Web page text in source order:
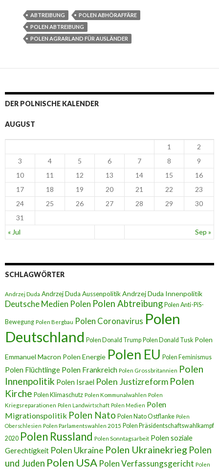
ABTREIBUNG
POLEN ABHÖRAFFÄRE
POLEN ABTREIBUNG
POLEN AGRARLAND FÜR AUSLÄNDER
DER POLNISCHE KALENDER
AUGUST
« Jul Sep »
1
2
3
4 5 6 7 8
9
10
11 12 13 14 15
16
17
18 19 20 21 22
23
24
25 26 27 28 29
30
31
SCHLAGWÖRTER
Andrzej Duda Andrzej Duda AussenpolitikAndrzej Duda Innenpolitik
Deutsche Medien Polen Polen Abtreibung Polen Anti-PiS-
Bewegung Polen Bergbau Polen Coronavirus Polen
Deutschland Polen Donald Trump Polen Donald Tusk Polen
Emmanuel Macron Polen Energie Polen EU Polen Feminismus
Polen Flüchtlinge Polen Frankreich Polen Grossbritannien Polen
Innenpolitik Polen Israel Polen Justizreform Polen
Kirche Polen Klimaschutz Polen Kommunalwahlen Polen
Kriegsreparationen Polen Landwirtschaft Polen Medien Polen
Migrationspolitik Polen Nato Polen Nato Ostflanke Polen
Oberschlesien Polen Parlamentswahlen 2015 Polen Präsidentschaftswahlkampf
2020 Polen Russland Polen Sonntagsarbeit Polen soziale
Gerechtigkeit Polen Ukraine Polen Ukrainekrieg Polen
und Juden Polen USA Polen Verfassungsgericht Polen